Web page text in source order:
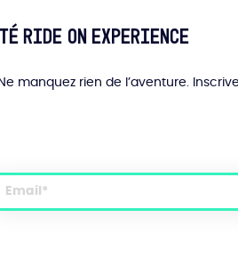
Ride On Experience
manquez rien de l’aventure.